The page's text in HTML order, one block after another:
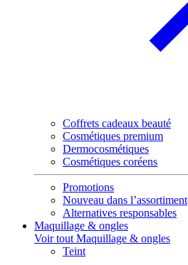
Coffrets cadeaux beauté
Cosmétiques premium
Dermocosmétiques
Cosmétiques coréens
Promotions
Nouveau dans l’assortiment
Alternatives responsables
Maquillage & ongles
Voir tout Maquillage & ongles
Teint